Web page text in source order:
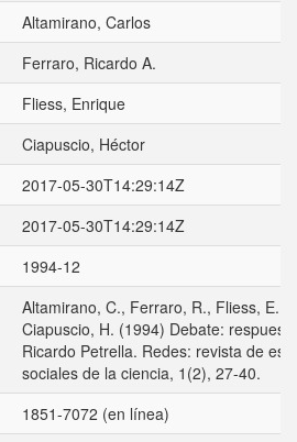
Altamirano, Carlos
Ferraro, Ricardo A.
Fliess, Enrique
Ciapuscio, Héctor
2017-05-30T14:29:14Z
2017-05-30T14:29:14Z
1994-12
Altamirano, C., Ferraro, R., Fliess, E.,
Ciapuscio, H. (1994) Debate:
Ricardo Petrella. Redes: revista de
sociales de la ciencia, 1(2), 27-40.
1851-7072 (en línea)